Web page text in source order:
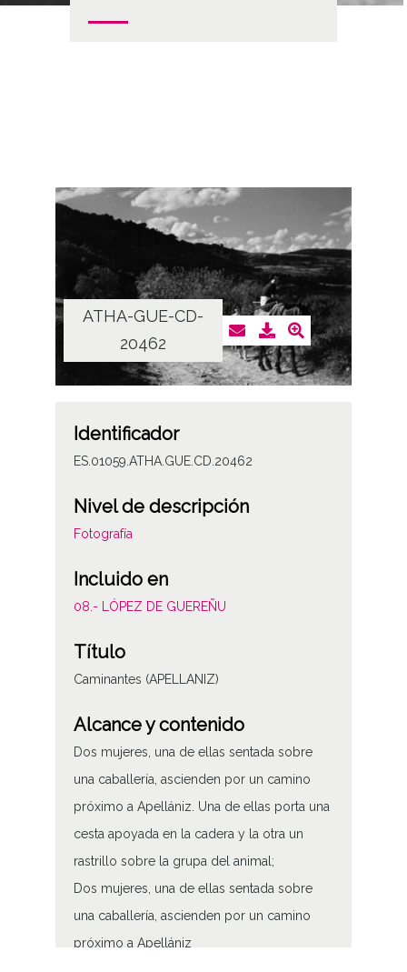
ATHA-GUE-CD-
20462
Identificador
ES.01059.ATHA.GUE.CD.20462
Nivel de descripción
Fotografía
Incluido en
08.- LÓPEZ DE GUEREÑU
Título
Caminantes (APELLANIZ)
Alcance y contenido
Dos mujeres, una de ellas sentada sobre
una caballería, ascienden por un camino
próximo a Apellániz. Una de ellas porta una
cesta apoyada en la cadera y la otra un
rastrillo sobre la grupa del animal;
Dos mujeres, una de ellas sentada sobre
una caballería, ascienden por un camino
próximo a Apellániz